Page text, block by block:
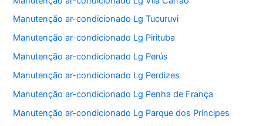
Manutenção ar-condicionado Lg Tucuruvi
Manutenção ar-condicionado Lg Pirituba
Manutenção ar-condicionado Lg Perús
Manutenção ar-condicionado Lg Perdizes
Manutenção ar-condicionado Lg Penha de França
Manutenção ar-condicionado Lg Parque dos Príncipes